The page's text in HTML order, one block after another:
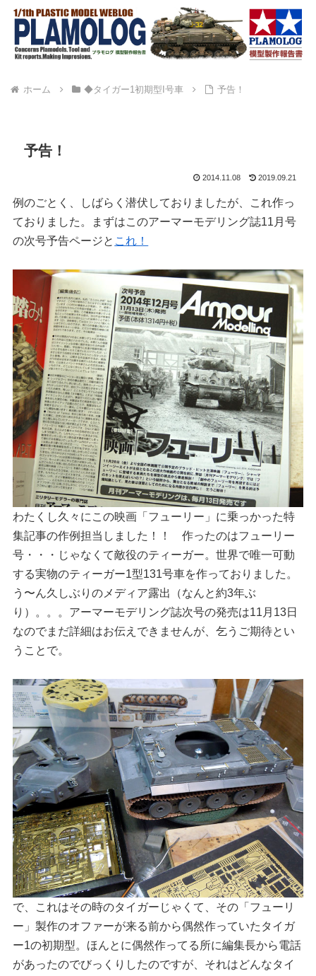
ホーム ◆タイガー1初期型I号車 予告！
予告！
2014.11.08 2019.09.21
例のごとく、しばらく潜伏しておりましたが、これ作っ
ておりました。まずはこのアーマーモデリング誌11月号
の次号予告ページと これ！
わたくし久々にこの映画「フューリー」に乗っかった特
集記事の作例担当しました！！ 作ったのはフューリー
号・・・じゃなくて敵役のティーガー。世界で唯一可動
する実物のティーガー1型131号車を作っておりました。
う〜ん久しぶりのメディア露出（なんと約3年ぶ
り）。。。アーマーモデリング誌次号の発売は11月13日
なのでまだ詳細はお伝えできませんが、乞うご期待とい
うことで。
で、これはその時のタイガーじゃくて、その「フューリ
ー」製作のオファーが来る前から偶然作っていたタイガ
ー1の初期型。ほんとに偶然作ってる所に編集長から電話
があったのでびっくりしたのですが、それはどんなタイ